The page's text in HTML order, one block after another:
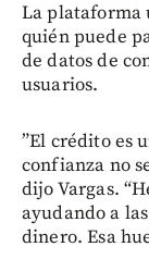
La plataforma
quién puede
de datos de
usuarios.
”El crédito es
confianza no
dijo Vargas.
ayudando a
dinero. Esa